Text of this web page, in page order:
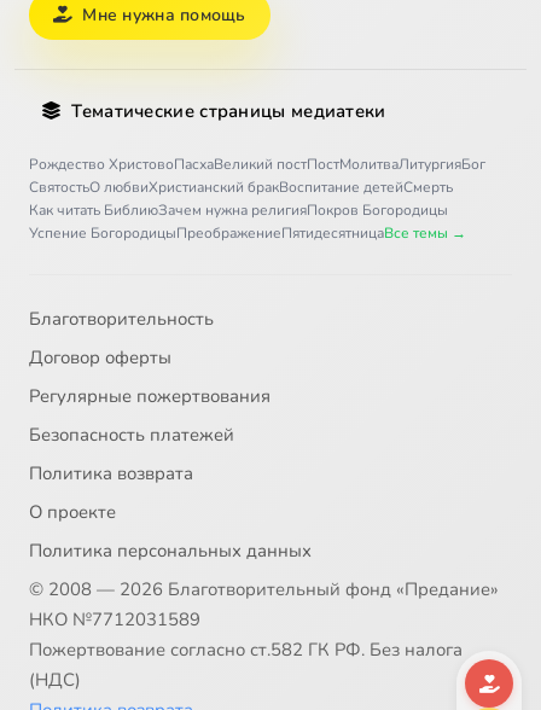
Мне нужна помощь
Тематические страницы медиатеки
Рождество ХристовоПасхаВеликий постПостМолитваЛитургияБог
СвятостьО любвиХристианский бракВоспитание детейСмерть
Как читать БиблиюЗачем нужна религияПокров Богородицы
Успение БогородицыПреображениеПятидесятницаВсе темы →
Благотворительность
Договор оферты
Регулярные пожертвования
Безопасность платежей
Политика возврата
О проекте
Политика персональных данных
© 2008 — 2026 Благотворительный фонд «Предание»
НКО №7712031589
Пожертвование согласно ст.582 ГК РФ. Без налога
(НДС)